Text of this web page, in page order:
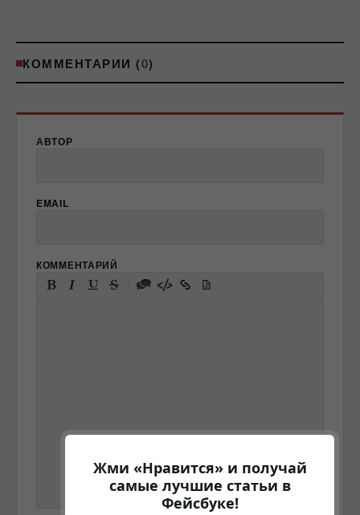
КОММЕНТАРИИ (0)
АВТОР
EMAIL
КОММЕНТАРИЙ
-
Жми «Нравится» и получай
самые лучшие статьи в
Фейсбуке!